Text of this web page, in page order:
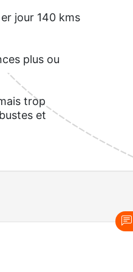
jour 140 kms
plus ou
trop
et